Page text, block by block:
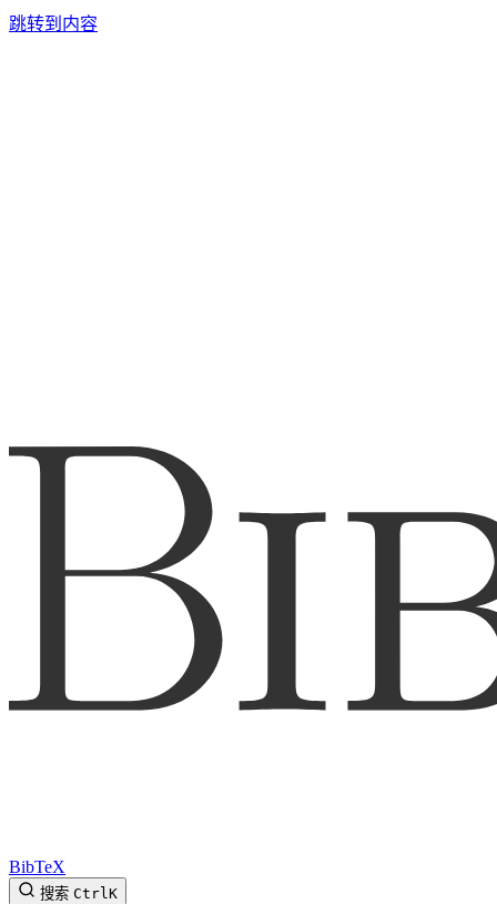
跳转到内容
BibTeX
搜索 CtrlK